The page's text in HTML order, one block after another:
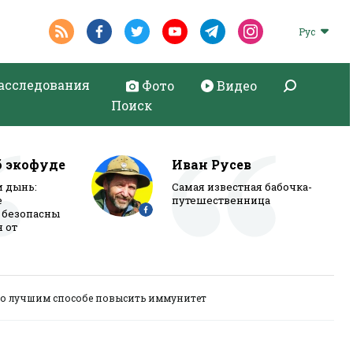
Рус
Фото
Видео
Поиск
экофуде
дынь:
от
Иван Русев
Самая известная бабочка-
путешественница
лучшим способе повысить иммунитет